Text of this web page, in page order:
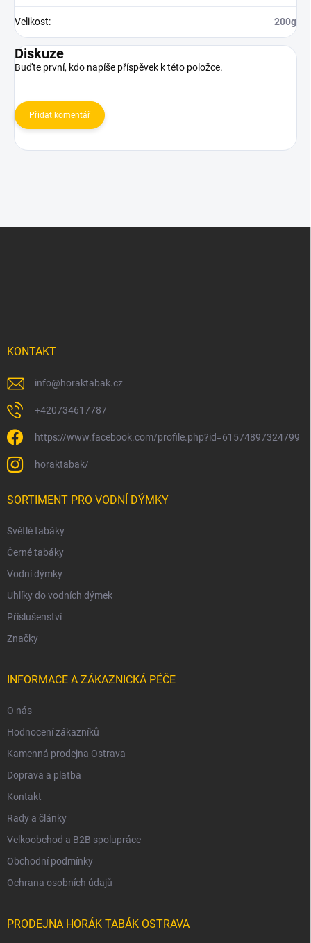
Velikost: 200g
Diskuze
Buďte první, kdo napíše příspěvek k této položce.
Přidat komentář
KONTAKT
info@horaktabak.cz
+420734617787
https://www.facebook.com/profile.php?id=61574897324799
horaktabak/
SORTIMENT PRO VODNÍ DÝMKY
Světlé tabáky
Černé tabáky
Vodní dýmky
Uhlíky do vodních dýmek
Příslušenství
Značky
INFORMACE A ZÁKAZNICKÁ PÉČE
O nás
Hodnocení zákazníků
Kamenná prodejna Ostrava
Doprava a platba
Kontakt
Rady a články
Velkoobchod a B2B spolupráce
Obchodní podmínky
Ochrana osobních údajů
PRODEJNA HORÁK TABÁK OSTRAVA